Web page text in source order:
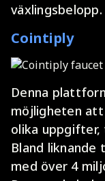
växlingsbelopp.
Cointiply
Denna
möjligheten
olika uppgifter,
Bland liknande
med över 4